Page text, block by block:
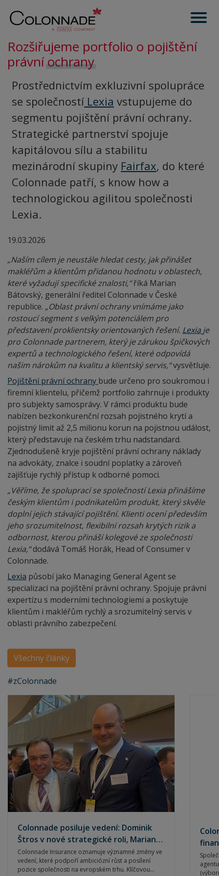
Rozšiřujeme portfolio o pojištění
právníochrany
Prostřednictvím exkluzivní spolupráce
se společností Lexia vstupujeme do
segmentu pojištění právní ochrany.
Strategické partnerství spojuje
kapitálovou sílu a stabilitu
mezinárodní skupiny Fairfax, do které
Colonnade patří, s know how a
technologickou agilitou společnosti
Lexia.
19.03.2026
„Naším cílem je neustále hledat cesty, jak přinášet
makléřům a klientům přidanou hodnotu v oblastech,
které vyžadují specifické znalosti,“říká Marian
Bátovský, generální ředitel Colonnade v České
republice. „Oblast právní ochrany vnímáme jako
rostoucí segment s velkým potenciálem pro
představení proklientsky orientovaných řešení. Lexia je
pro Colonnade partnerem, který je zárukou špičkových
expertů a technologického řešení, které odpovídá
našim nárokům na kvalitu a klientský servis,“vysvětluje.
Pojištění právní ochrany bude určeno pro soukromou i
firemní klientelu, přičemž portfolio zahrnuje i produkty
pro subjekty samosprávy. V rámci produktu bude
nabízen bezkonkurenční rozsah pojistného krytí a
pojistný limit až 2,5 milionu korun na pojistnou událost,
který představuje na českém trhu nadstandard.
Zjednodušeně kryje pojištění právní ochrany náklady
na advokáty, znalce i soudní poplatky a zároveň
zajišťuje rychlý přístup k odborné pomoci.
„Věříme, že spoluprací se společností Lexia přinášíme
českým klientům i podnikatelům produkt, který skvěle
doplní jejich stávající pojištění. Klienti ocení především
jeho srozumitelnost, flexibilní rozsah krytých rizik a
odbornost, kterou přináší kolegové ze společnosti
Lexia,“dodává Tomáš Horák, Head of Consumer v
Colonnade.
Lexia působí jako Managing General Agent se
specializací na pojištění právní ochrany. Spojuje právní
expertízu s moderními technologiemi a poskytuje
klientům i makléřům rychlý a srozumitelný servis v
oblasti právního zabezpečení.
Všechny články
#zColonnade
Colonnade posiluje vedení: Dominik
Štros v nové strategické roli, Marian
Bátovský generálním ředitelem české
pobočky
Colonnade Insurance oznamuje významné změny ve
vedení, které podpoří ambiciózní růst a posílení
pozice společnosti na evropském trhu. Klíčovou